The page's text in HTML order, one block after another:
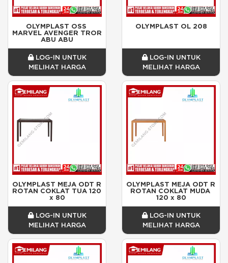
OLYMPLAST OSS
MARVEL AVENGER TROR
ABU ABU
LOG-IN UNTUK
MELIHAT HARGA
OLYMPLAST OL 208
LOG-IN UNTUK
MELIHAT HARGA
OLYMPLAST MEJA ODT R
ROTAN COKLAT TUA 120
x 80
LOG-IN UNTUK
MELIHAT HARGA
OLYMPLAST MEJA ODT R
ROTAN COKLAT MUDA
120 x 80
LOG-IN UNTUK
MELIHAT HARGA